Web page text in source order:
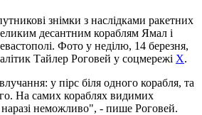
знімки з наслідками ракетних
десантним кораблям Ямал і
Фото у неділю, 14 березня,
Тайлер Роговей у соцмережі X.
у пірс біля одного корабля, та
На самих кораблях видимих
неможливо", - пише Роговей.